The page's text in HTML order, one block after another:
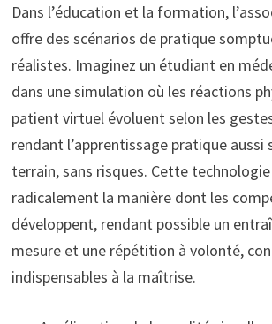
Dans l’éducation et la formation,
offre des scénarios de pratique
réalistes. Imaginez un étudiant en
dans une simulation où les réactions
patient virtuel évoluent selon les
rendant l’apprentissage pratique aussi
terrain, sans risques. Cette
radicalement la manière dont les
développent, rendant possible un
mesure et une répétition à volonté,
indispensables à la maîtrise.